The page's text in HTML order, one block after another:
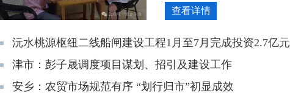
查看详情
沅水桃源枢纽二线船闸建设工程1月至7月完成投资2.7亿元
津市：彭子晟调度项目谋划、招引及建设工作
安乡：农贸市场规范有序 “划行归市”初显成效